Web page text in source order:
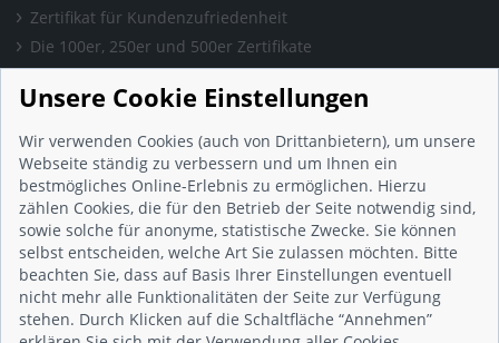
Zertifikat für Kundenzufriedenheit
Die 100er, 250er und 500er Zertifikate
Presse & Wissen
Presse und Informationen
Blog
Häufig gestellte Fragen (FAQ)
Studie: Digitalisierungsbarometer
Initiative gegen Fake-Bewertungen
Kunden Informationen
Beratungsgespräch vereinbaren
Impressum
Datenschutz
Unsere Cookie Einstellungen
Wir verwenden Cookies (auch von Drittanbietern), um unsere
Webseite ständig zu verbessern und um Ihnen ein
bestmögliches Online-Erlebnis zu ermöglichen. Hierzu
zählen Cookies, die für den Betrieb der Seite notwendig sind,
sowie solche für anonyme, statistische Zwecke. Sie können
selbst entscheiden, welche Art Sie zulassen möchten. Bitte
beachten Sie, dass auf Basis Ihrer Einstellungen eventuell
nicht mehr alle Funktionalitäten der Seite zur Verfügung
stehen. Durch Klicken auf die Schaltfläche “Annehmen”